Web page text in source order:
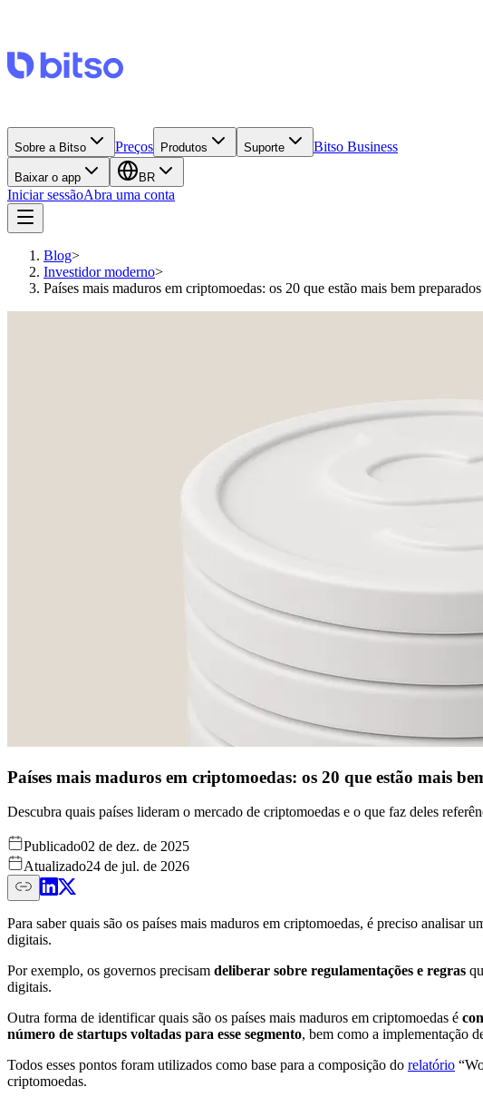
Sobre a Bitso Preços Produtos Suporte Bitso Business
Baixar o app BR
Iniciar sessãoAbra uma conta
Blog>
Investidor moderno>
Países mais maduros em criptomoedas: os 20 que estão mais bem
Países mais maduros em criptomoedas: os 20 que estão mais
Descubra quais países lideram o mercado de criptomoedas e o que faz deles
Publicado02 de dez. de 2025
Atualizado24 de jul. de 2026
Para saber quais são os países mais maduros em criptomoedas, é preciso analisar
digitais.
Por exemplo, os governos precisam deliberar sobre regulamentações e regras
digitais.
Outra forma de identificar quais são os países mais maduros em criptomoedas é
número de startups voltadas para esse segmento, bem como a implementação
Todos esses pontos foram utilizados como base para a composição do relatório
criptomoedas.